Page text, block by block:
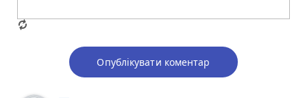
Опублікувати коментар